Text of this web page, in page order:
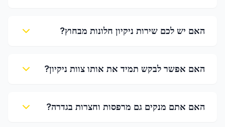
האם יש לכם שירות ניקיון חלונות מבחוץ?
האם אפשר לבקש תמיד את אותו צוות ניקיון?
האם אתם מנקים גם מרפסות וחצרות בגדרה?